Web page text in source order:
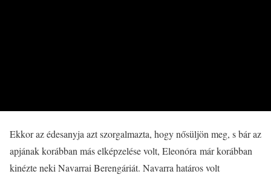
Ekkor az édesanyja azt szorgalmazta, hogy nősüljön meg, s bár az
apjának korábban más elképzelése volt, Eleonóra már korábban
kinézte neki Navarrai Berengáriát. Navarra határos volt